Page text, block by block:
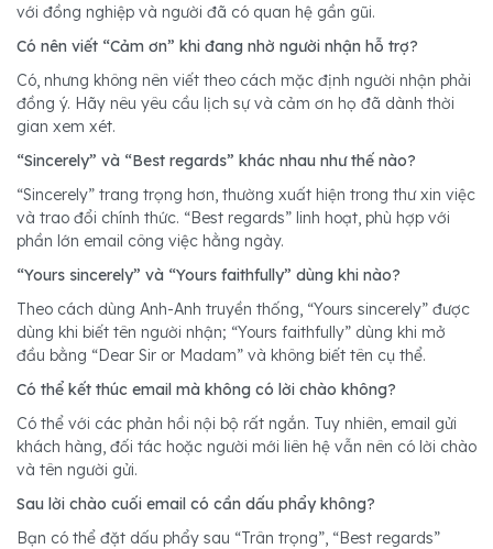
với đồng nghiệp và người đã có quan hệ gần gũi.
Có nên viết “Cảm ơn” khi đang nhờ người nhận hỗ trợ?
Có, nhưng không nên viết theo cách mặc định người nhận phải
đồng ý. Hãy nêu yêu cầu lịch sự và cảm ơn họ đã dành thời
gian xem xét.
“Sincerely” và “Best regards” khác nhau như thế nào?
“Sincerely” trang trọng hơn, thường xuất hiện trong thư xin việc
và trao đổi chính thức. “Best regards” linh hoạt, phù hợp với
phần lớn email công việc hằng ngày.
“Yours sincerely” và “Yours faithfully” dùng khi nào?
Theo cách dùng Anh-Anh truyền thống, “Yours sincerely” được
dùng khi biết tên người nhận; “Yours faithfully” dùng khi mở
đầu bằng “Dear Sir or Madam” và không biết tên cụ thể.
Có thể kết thúc email mà không có lời chào không?
Có thể với các phản hồi nội bộ rất ngắn. Tuy nhiên, email gửi
khách hàng, đối tác hoặc người mới liên hệ vẫn nên có lời chào
và tên người gửi.
Sau lời chào cuối email có cần dấu phẩy không?
Bạn có thể đặt dấu phẩy sau “Trân trọng”, “Best regards”